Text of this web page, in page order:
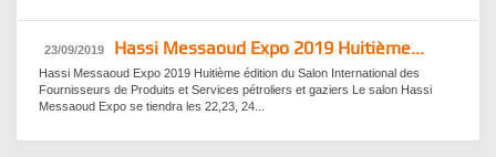
23/09/2019 Hassi Messaoud ​Expo 2019 Huitième...
Hassi Messaoud ​Expo 2019 Huitième édition du Salon International des
Fournisseurs de Produits et Services pétroliers et gaziers Le salon Hassi
Messaoud Expo se tiendra les 22,23, 24...